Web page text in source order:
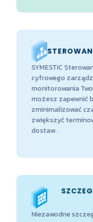
SYMESTIC
cyfrowego
monitorowania
możesz zapewnić
zminimalizować
zwiększyć
dostaw.
Niezawodne